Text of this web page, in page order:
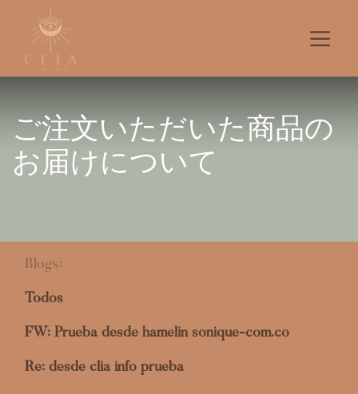
ご注文いただいた商品の
お届けについて
Blogs:
Todos
FW: Prueba desde hamelin sonique-com.co
Re: desde clia info prueba